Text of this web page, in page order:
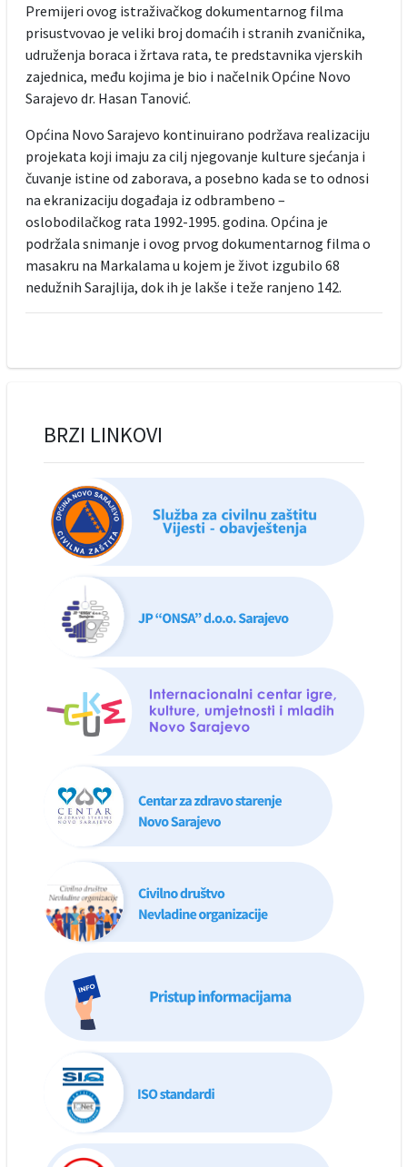
Premijeri ovog istraživačkog dokumentarnog filma
prisustvovao je veliki broj domaćih i stranih zvaničnika,
udruženja boraca i žrtava rata, te predstavnika vjerskih
zajednica, među kojima je bio i načelnik Općine Novo
Sarajevo dr. Hasan Tanović.
Općina Novo Sarajevo kontinuirano podržava realizaciju
projekata koji imaju za cilj njegovanje kulture sjećanja i
čuvanje istine od zaborava, a posebno kada se to odnosi
na ekranizaciju događaja iz odbrambeno –
oslobodilačkog rata 1992-1995. godina. Općina je
podržala snimanje i ovog prvog dokumentarnog filma o
masakru na Markalama u kojem je život izgubilo 68
nedužnih Sarajlija, dok ih je lakše i teže ranjeno 142.
BRZI LINKOVI